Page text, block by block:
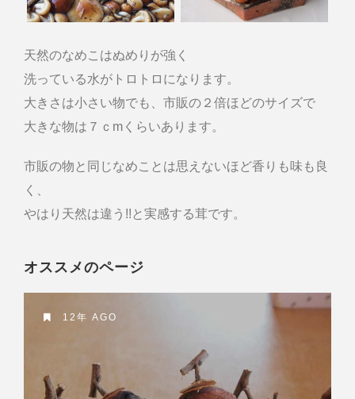
天然のなめこはぬめりが強く
洗っている水がトロトロになります。
大きさは小さい物でも、市販の２倍ほどのサイズで
大きな物は７ｃmくらいあります。
市販の物と同じなめことは思えないほど香りも味も良
く、
やはり天然は違う!!と実感する茸です。
オススメのページ
12年 AGO